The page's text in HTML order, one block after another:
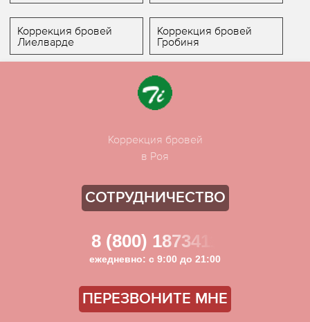
Коррекция бровей
Лиелварде
Коррекция бровей
Гробиня
Коррекция бровей
в Роя
СОТРУДНИЧЕСТВО
8 (800) 1873411
ежедневно: с 9:00 до 21:00
ПЕРЕЗВОНИТЕ МНЕ